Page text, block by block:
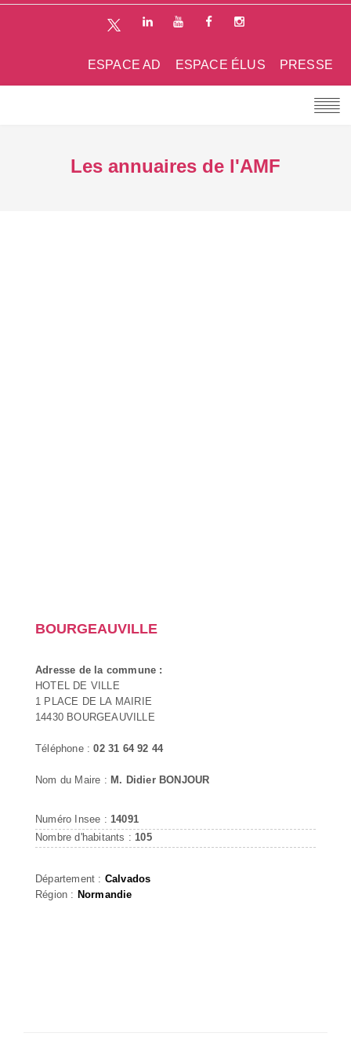
PRESSE
ESPACE ÉLUS
ESPACE AD
Les annuaires de l'AMF
BOURGEAUVILLE
Adresse de la commune :
HOTEL DE VILLE
1 PLACE DE LA MAIRIE
14430 BOURGEAUVILLE
Téléphone :02 31 64 92 44
Nom du Maire : M. Didier BONJOUR
Numéro Insee : 14091
Nombre d'habitants : 105
Département : Calvados
Région : Normandie